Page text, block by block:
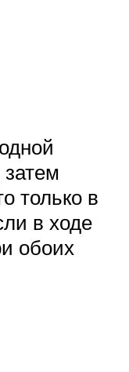
только в
в ходе
обоих